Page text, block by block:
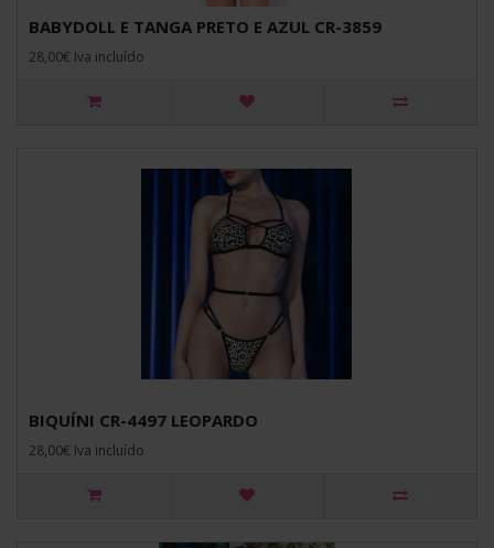
BABYDOLL E TANGA PRETO E AZUL CR-3859
28,00€ Iva incluído
BIQUÍNI CR-4497 LEOPARDO
28,00€ Iva incluído